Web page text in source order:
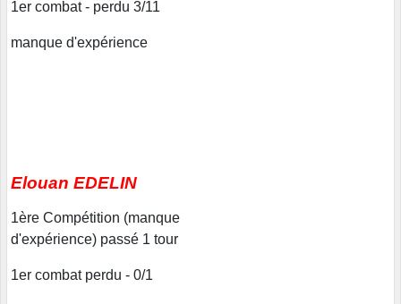
1er combat - perdu 3/11
manque d'expérience
Elouan EDELIN
1ère Compétition (manque
d'expérience) passé 1 tour
1er combat perdu - 0/1